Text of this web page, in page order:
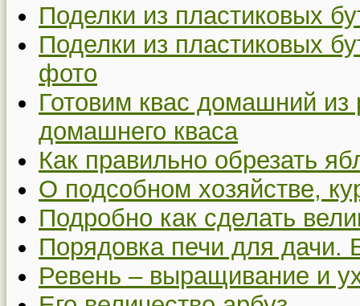
Поделки из пластиковых
Поделки из пластиковых
фото
Готовим квас домашний
домашнего кваса
Как правильно обрезать
О подсобном хозяйстве,
Подробно как сделать
Порядовка печи для дачи.
Ревень – выращивание и